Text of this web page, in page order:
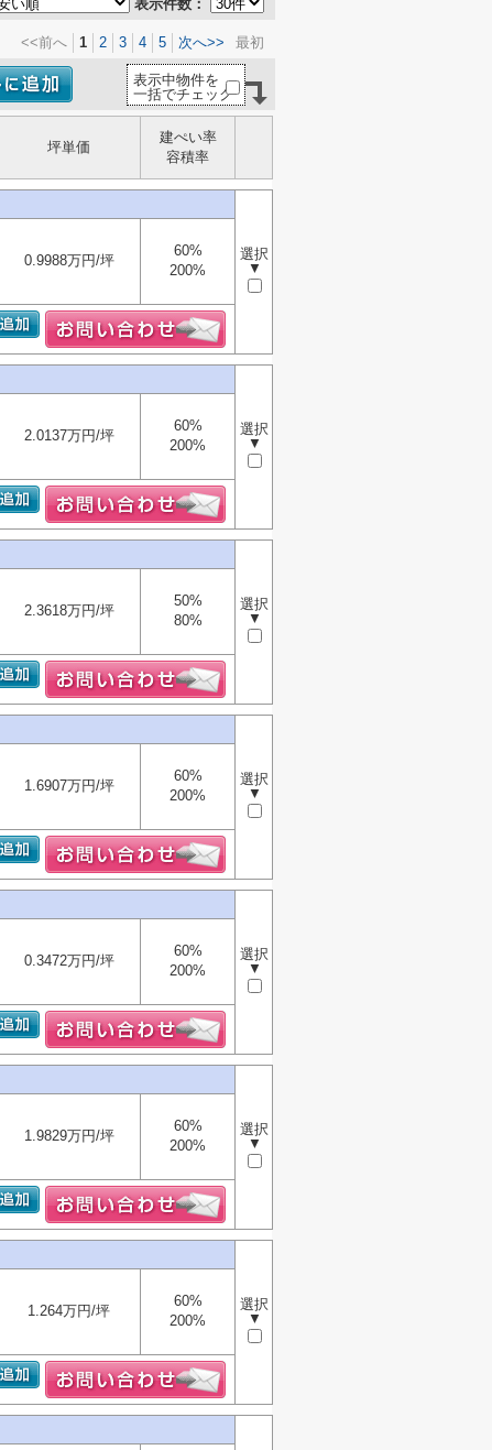
表示件数：
<<前へ 1 2 3 4 5 次へ>> 最初
表示中物件を
一括でチェック
坪単価
建ぺい率
容積率
選択
▼
0.9988万円/坪
60%
200%
選択
▼
2.0137万円/坪
60%
200%
選択
▼
2.3618万円/坪
50%
80%
選択
▼
1.6907万円/坪
60%
200%
選択
▼
0.3472万円/坪
60%
200%
選択
▼
1.9829万円/坪
60%
200%
選択
▼
1.264万円/坪
60%
200%